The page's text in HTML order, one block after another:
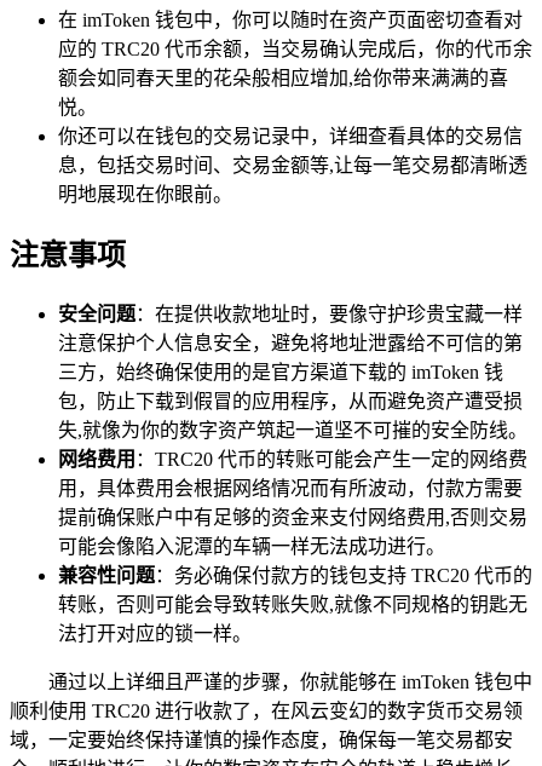
在 imToken 钱包中，你可以随时在资产页面密切查看对
应的 TRC20 代币余额，当交易确认完成后，你的代币余
额会如同春天里的花朵般相应增加,给你带来满满的喜
悦。
你还可以在钱包的交易记录中，详细查看具体的交易信
息，包括交易时间、交易金额等,让每一笔交易都清晰透
明地展现在你眼前。
注意事项
安全问题：在提供收款地址时，要像守护珍贵宝藏一样
注意保护个人信息安全，避免将地址泄露给不可信的第
三方，始终确保使用的是官方渠道下载的 imToken 钱
包，防止下载到假冒的应用程序，从而避免资产遭受损
失,就像为你的数字资产筑起一道坚不可摧的安全防线。
网络费用 ：TRC20 代币的转账可能会产生一定的网络费
用，具体费用会根据网络情况而有所波动，付款方需要
提前确保账户中有足够的资金来支付网络费用,否则交易
可能会像陷入泥潭的车辆一样无法成功进行。
兼容性问题：务必确保付款方的钱包支持 TRC20 代币的
转账，否则可能会导致转账失败,就像不同规格的钥匙无
法打开对应的锁一样。
通过以上详细且严谨的步骤，你就能够在 imToken 钱包中
顺利使用 TRC20 进行收款了，在风云变幻的数字货币交易领
域，一定要始终保持谨慎的操作态度，确保每一笔交易都安